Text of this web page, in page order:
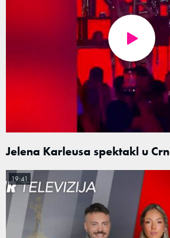
Jelena Karleusa spektakl u
19:41